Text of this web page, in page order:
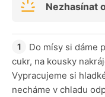
Nezhasínat
Do mísy si dáme
cukr, na kousky
Vypracujeme si
necháme v chladu